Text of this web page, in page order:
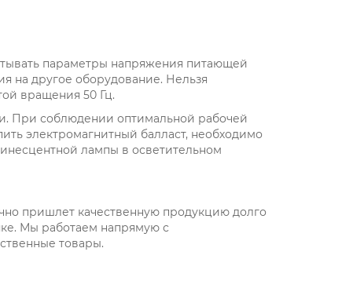
параметры напряжения питающей
на другое оборудование. Нельзя
вращения 50 Гц.
При соблюдении оптимальной рабочей
электромагнитный балласт, необходимо
лампы в осветительном
пришлет качественную продукцию долго
Мы работаем напрямую с
товары.